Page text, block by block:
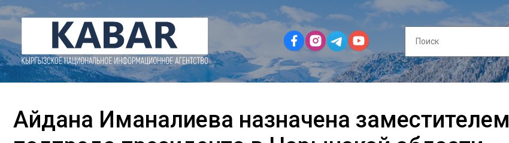
Айдана Иманалиева назначена заместителем